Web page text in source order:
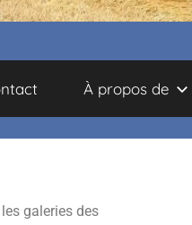
À propos de
galeries des